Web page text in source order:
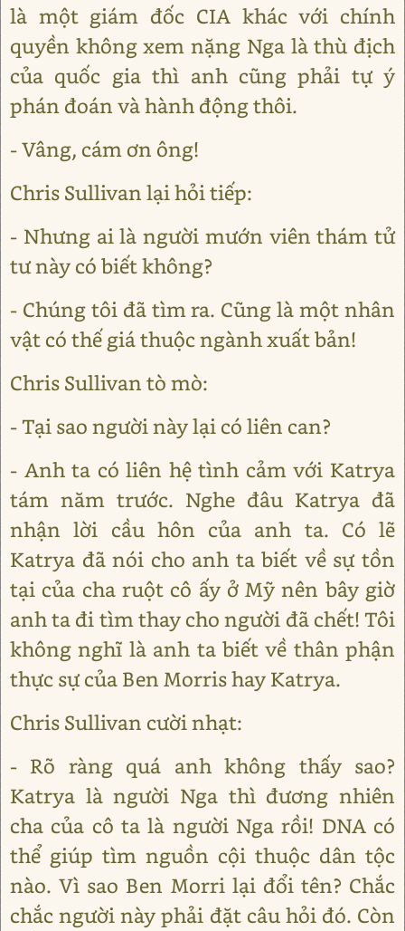
là một giám đốc CIA khác với chính
quyền không xem nặng Nga là thù địch
của quốc gia thì anh cũng phải tự ý
phán đoán và hành động thôi.
- Vâng, cám ơn ông!
Chris Sullivan lại hỏi tiếp:
- Nhưng ai là người mướn viên thám tử
tư này có biết không?
- Chúng tôi đã tìm ra. Cũng là một nhân
vật có thế giá thuộc ngành xuất bản!
Chris Sullivan tò mò:
- Tại sao người này lại có liên can?
- Anh ta có liên hệ tình cảm với Katrya
tám năm trước. Nghe đâu Katrya đã
nhận lời cầu hôn của anh ta. Có lẽ
Katrya đã nói cho anh ta biết về sự tồn
tại của cha ruột cô ấy ở Mỹ nên bây giờ
anh ta đi tìm thay cho người đã chết! Tôi
không nghĩ là anh ta biết về thân phận
thực sự của Ben Morris hay Katrya.
Chris Sullivan cười nhạt:
- Rõ ràng quá anh không thấy sao?
Katrya là người Nga thì đương nhiên
cha của cô ta là người Nga rồi! DNA có
thể giúp tìm nguồn cội thuộc dân tộc
nào. Vì sao Ben Morri lại đổi tên? Chắc
chắc người này phải đặt câu hỏi đó. Còn